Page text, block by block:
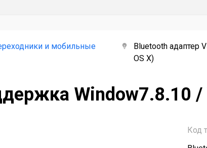
и мобильные
Bluetooth адаптер
OS X)
Window7.8.10 /
Код